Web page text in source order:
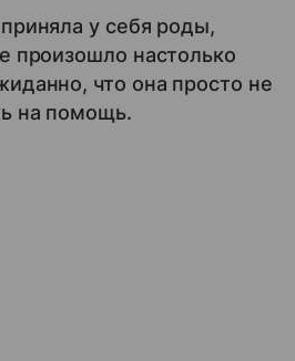
у себя роды,
произошло настолько
что она просто не
на помощь.